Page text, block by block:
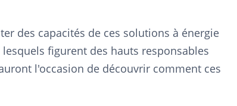
des capacités de ces solutions à énergie
figurent des hauts responsables
l'occasion de découvrir comment ces